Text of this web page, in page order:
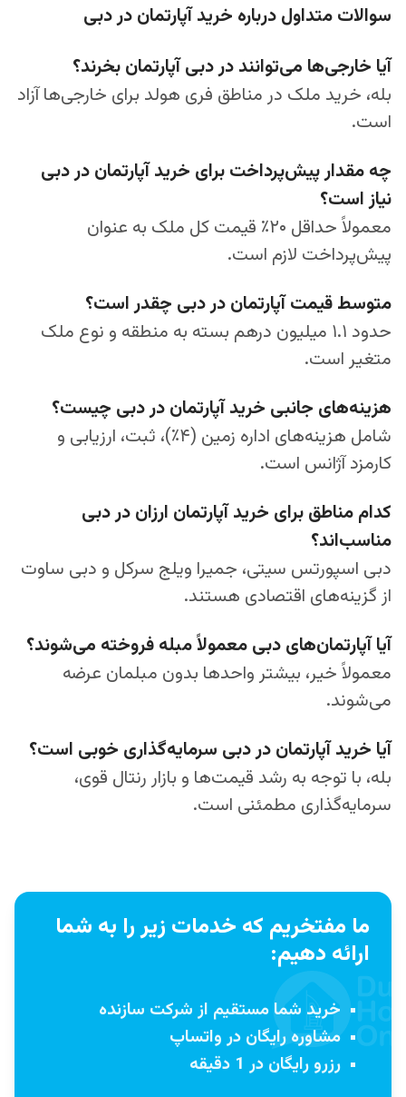
سوالات متداول درباره خرید آپارتمان در دبی
آیا خارجی‌ها می‌توانند در دبی آپارتمان بخرند؟
بله، خرید ملک در مناطق فری هولد برای خارجی‌ها آزاد
است.
چه مقدار پیش‌پرداخت برای خرید آپارتمان در دبی
نیاز است؟
معمولاً حداقل ۲۰٪ قیمت کل ملک به عنوان
پیش‌پرداخت لازم است.
متوسط قیمت آپارتمان در دبی چقدر است؟
حدود ۱.۱ میلیون درهم بسته به منطقه و نوع ملک
متغیر است.
هزینه‌های جانبی خرید آپارتمان در دبی چیست؟
شامل هزینه‌های اداره زمین (۴٪)، ثبت، ارزیابی و
کارمزد آژانس است.
کدام مناطق برای خرید آپارتمان ارزان در دبی
مناسب‌اند؟
دبی اسپورتس سیتی، جمیرا ویلج سرکل و دبی ساوت
از گزینه‌های اقتصادی هستند.
آیا آپارتمان‌های دبی معمولاً مبله فروخته می‌شوند؟
معمولاً خیر، بیشتر واحدها بدون مبلمان عرضه
می‌شوند.
آیا خرید آپارتمان در دبی سرمایه‌گذاری خوبی است؟
بله، با توجه به رشد قیمت‌ها و بازار رنتال قوی،
سرمایه‌گذاری مطمئنی است.
ما مفتخریم که خدمات زیر را به شما
ارائه دهیم:
خرید شما مستقیم از شرکت سازنده
مشاوره رایگان در واتساپ
رزرو رایگان در 1 دقیقه